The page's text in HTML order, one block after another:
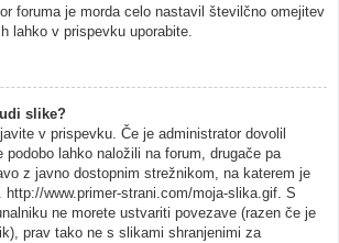
foruma je morda celo nastavil številčno omejitev
lahko v prispevku uporabite.
slike?
v prispevku. Če je administrator dovolil
podobo lahko naložili na forum, drugače pa
z javno dostopnim strežnikom, na katerem je
http://www.primer-strani.com/moja-slika.gif. S
ne morete ustvariti povezave (razen če je
prav tako ne s slikami shranjenimi za